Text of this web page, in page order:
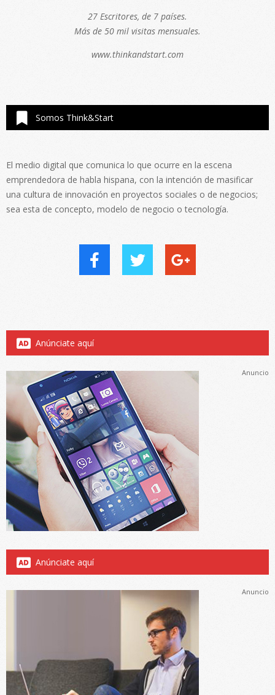
27 Escritores, de 7 países.
Más de 50 mil visitas mensuales.
www.thinkandstart.com
Somos Think&Start
El medio digital que comunica lo que ocurre en la escena
emprendedora de habla hispana, con la intención de masificar
una cultura de innovación en proyectos sociales o de negocios;
sea esta de concepto, modelo de negocio o tecnología.
Anúnciate aquí
Anuncio
Anúnciate aquí
Anuncio